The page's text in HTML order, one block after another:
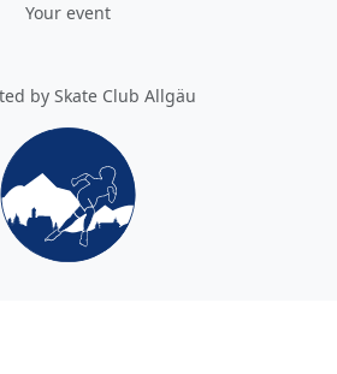
Your event
by Skate Club Allgäu